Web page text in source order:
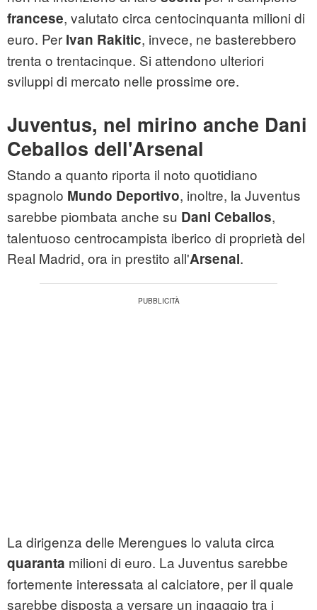
francese, valutato circa centocinquanta milioni di
euro. Per Ivan Rakitic, invece, ne basterebbero
trenta o trentacinque. Si attendono ulteriori
sviluppi di mercato nelle prossime ore.
Juventus, nel mirino anche Dani
Ceballos dell'Arsenal
Stando a quanto riporta il noto quotidiano
spagnolo Mundo Deportivo, inoltre, la Juventus
sarebbe piombata anche su Dani Ceballos,
talentuoso centrocampista iberico di proprietà del
Real Madrid, ora in prestito all'Arsenal.
La dirigenza delle Merengues lo valuta circa
quaranta milioni di euro. La Juventus sarebbe
fortemente interessata al calciatore, per il quale
sarebbe disposta a versare un ingaggio tra i